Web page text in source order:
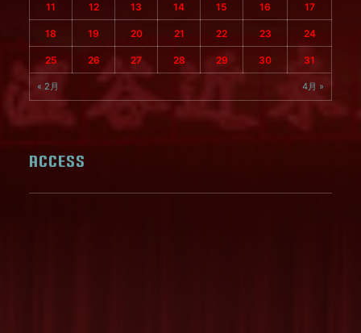
11 12 13 14 15 16 17
18 19 20 21 22 23 24
25 26 27 28 29 30 31
« 2月 4月 »
ACCESS